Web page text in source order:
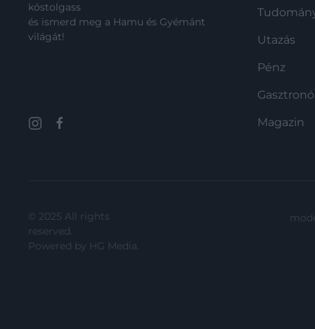
kóstolgass
és ismerd meg a Hamu és Gyémánt
világát!
Utazás
Pénz
Magazin
© 2025 All rights
reserved.
Powered by HG Media.